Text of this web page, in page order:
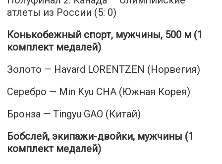
атлеты из России (5: 0)
Конькобежный спорт, мужчины, 500 м (1
комплект медалей)
Золото — Havard LORENTZEN (Норвегия)
Серебро — Min Kyu CHA (Южная Корея)
Бронза — Tingyu GAO (Китай)
Бобслей, экипажи-двойки, мужчины (1
комплект медалей)